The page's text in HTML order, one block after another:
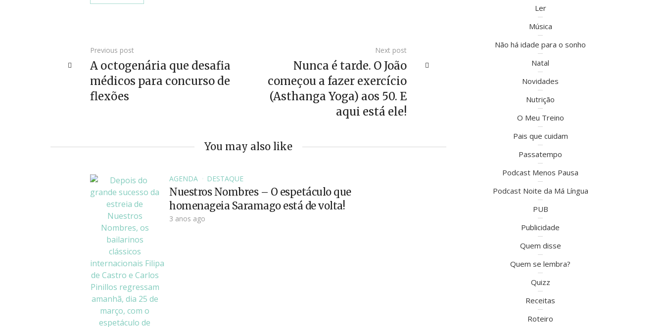
Previous post
A octogenária que desafia
médicos para concurso de
flexões
Next post
Nunca é tarde. O João
começou a fazer exercício
(Asthanga Yoga) aos 50. E
aqui está ele!
You may also like
AGENDA DESTAQUE
Nuestros Nombres – O espetáculo que
homenageia Saramago está de volta!
3 anos ago
Ler
Música
Não há idade para o sonho
Natal
Novidades
Nutrição
O Meu Treino
Pais que cuidam
Passatempo
Podcast Menos Pausa
Podcast Noite da Má Língua
PUB
Publicidade
Quem disse
Quem se lembra?
Quizz
Receitas
Roteiro